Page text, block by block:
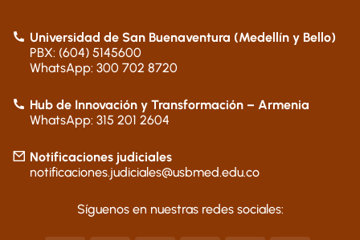
Universidad de San Buenaventura (Medellín y Bello)
PBX: (604) 5145600
WhatsApp: 300 702 8720
Hub de Innovación y Transformación – Armenia
WhatsApp: 315 201 2604
Notificaciones judiciales
notificaciones.judiciales@usbmed.edu.co
Síguenos en nuestras redes sociales: